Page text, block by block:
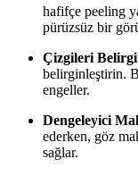
hafifçe peeling
pürüzsüz bir
Çizgileri
belirginleştirin.
engeller.
Dengeleyici
ederken, göz
sağlar.